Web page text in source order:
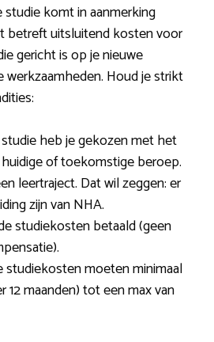
komt in aanmerking
betreft uitsluitend kosten voor
gericht is op je nieuwe
werkzaamheden. Houd je strikt
heb je gekozen met het
of toekomstige beroep.
leertraject. Dat wil zeggen: er
zijn van NHA.
studiekosten betaald (geen
studiekosten moeten minimaal
12 maanden) tot een max van